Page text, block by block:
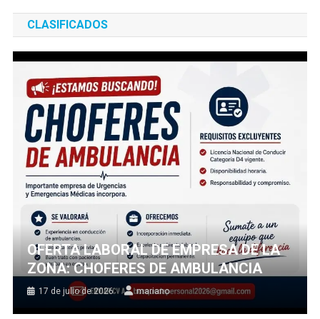
CLASIFICADOS
OFERTA LABORAL DE EMPRESA DE LA
ZONA: CHOFERES DE AMBULANCIA
17 de julio de 2026 mariano